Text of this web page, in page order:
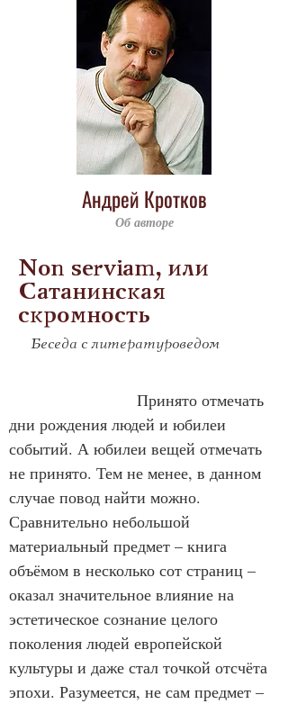
Андрей Кротков
Об авторе
Non serviam, или
Сатанинская
скромность
Беседа с литературоведом
Принято отмечать
дни рождения людей и юбилеи
событий. А юбилеи вещей отмечать
не принято. Тем не менее, в данном
случае повод найти можно.
Сравнительно небольшой
материальный предмет – книга
объёмом в несколько сот страниц –
оказал значительное влияние на
эстетическое сознание целого
поколения людей европейской
культуры и даже стал точкой отсчёта
эпохи. Разумеется, не сам предмет –